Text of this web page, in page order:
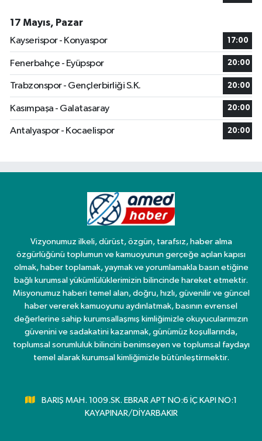
17 Mayıs, Pazar
Kayserispor - Konyaspor
17:00
Fenerbahçe - Eyüpspor 20:00
Trabzonspor - Gençlerbirliği S.K. 20:00
Kasımpaşa - Galatasaray 20:00
Antalyaspor - Kocaelispor 20:00
Vizyonumuz ilkeli, dürüst, özgün, tarafsız, haber alma
özgürlüğünü toplumun ve kamuoyunun gerçeğe açılan kapısı
olmak, haber toplamak, yaymak ve yorumlamakla basın etiğine
bağlı kurumsal yükümlülüklerimizin bilincinde hareket etmektir.
Misyonumuz haberi temel alan, doğru, hızlı, güvenilir ve güncel
haber vererek kamuoyunu aydınlatmak, basının evrensel
değerlerine sahip kurumsallaşmış kimliğimizle okuyucularımızın
güvenini ve sadakatini kazanmak, günümüz koşullarında,
toplumsal sorumluluk bilincini benimseyen ve toplumsal faydayı
temel alarak kurumsal kimliğimizle bütünleştirmektir.
BARIŞ MAH. 1009.SK. EBRAR APT NO:6 İÇ KAPI NO:1
KAYAPINAR/DİYARBAKIR